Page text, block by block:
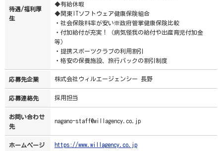
待遇/福利厚
生
◆有給休暇
◆関東ITソフトウェア健康保険組合
・社会保険料率が安い※政府管掌健康保険比較
・付加給付が充実！（病気怪我の給付や出産育児付加金
等）
・提携スポーツクラブの利用割引
・格安の保養施設、旅行パックの割引制度
応募先企業 株式会社ウィルエージェンシー 長野
応募連絡先 採用担当
お問い合わせ
先
nagano-staff@willagency.co.jp
ホームページ https://www.willagency.co.jp